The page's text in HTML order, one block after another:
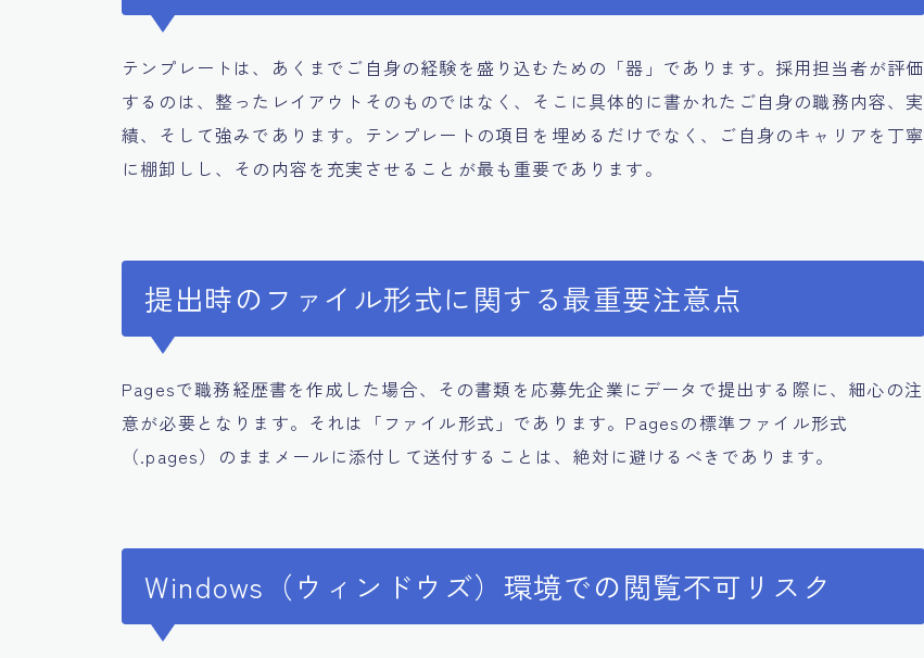
テンプレートは、あくまでご自身の経験を盛り込むための「器」であります。採用担当者が評価
するのは、整ったレイアウトそのものではなく、そこに具体的に書かれたご自身の職務内容、実
績、そして強みであります。テンプレートの項目を埋めるだけでなく、ご自身のキャリアを丁寧
に棚卸しし、その内容を充実させることが最も重要であります。
提出時のファイル形式に関する最重要注意点
Pagesで職務経歴書を作成した場合、その書類を応募先企業にデータで提出する際に、細心の注
意が必要となります。それは「ファイル形式」であります。Pagesの標準ファイル形式
（.pages）のままメールに添付して送付することは、絶対に避けるべきであります。
Windows（ウィンドウズ）環境での閲覧不可リスク